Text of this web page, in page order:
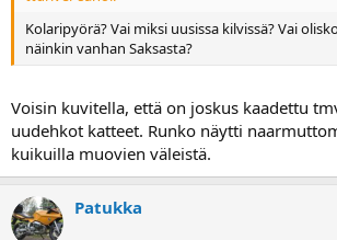
Kolaripyörä? Vai miksi uusissa kilvissä? Vai
näinkin vanhan Saksasta?
Voisin kuvitella, että on joskus kaadettu
uudehkot katteet. Runko näytti
kuikuilla muovien väleistä.
Patukka